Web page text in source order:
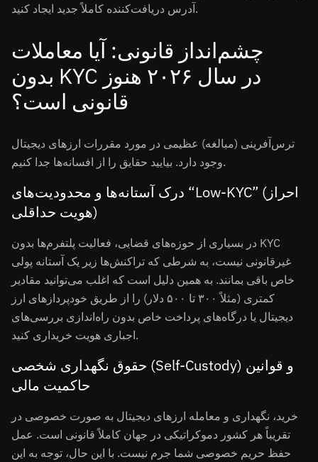
آدرس دریافت‌کننده کاملاً جدید ایجاد کنید.
چشم‌انداز قانونی: آیا معاملات
بدون KYC در سال ۲۰۲۶ هنوز
قانونی است؟
ترس‌آفرینی (مبالغه) عظیمی در مورد مقررات ارزهای دیجیتال
وجود دارد. بیایید حقایق را از افسانه‌ها جدا کنیم.
درک آستانه‌ها و محدودیت‌های “Low-KYC” (احراز
هویت حداقلی)
در بسیاری از حوزه‌های قضایی، فعالیت پلتفرم‌ها بدون KYC
غیرقانونی نیست، به شرطی که تراکنش‌ها زیر یک آستانه پولی
خاص باقی بمانند. به همین دلیل است که اغلب می‌توانید مقادیر
کمتری (مثلاً ۳۰۰ تا ۵۰۰ دلار) را از طریق خودپردازهای ارز
دیجیتال یا درگاه‌های پرداخت خاص بدون راه‌اندازی بررسی‌های
اجباری هویت خریداری کنید.
حقوق نگهداری شخصی (Self-Custody) و قوانین
حاکمیت مالی
خرید، نگهداری و معامله ارزهای دیجیتال به صورت خصوصی در
تقریباً هر کشور دموکراتیکی در جهان کاملاً قانونی است. عمل
حفظ حریم خصوصی شما جرم نیست. با این حال، توجه به این